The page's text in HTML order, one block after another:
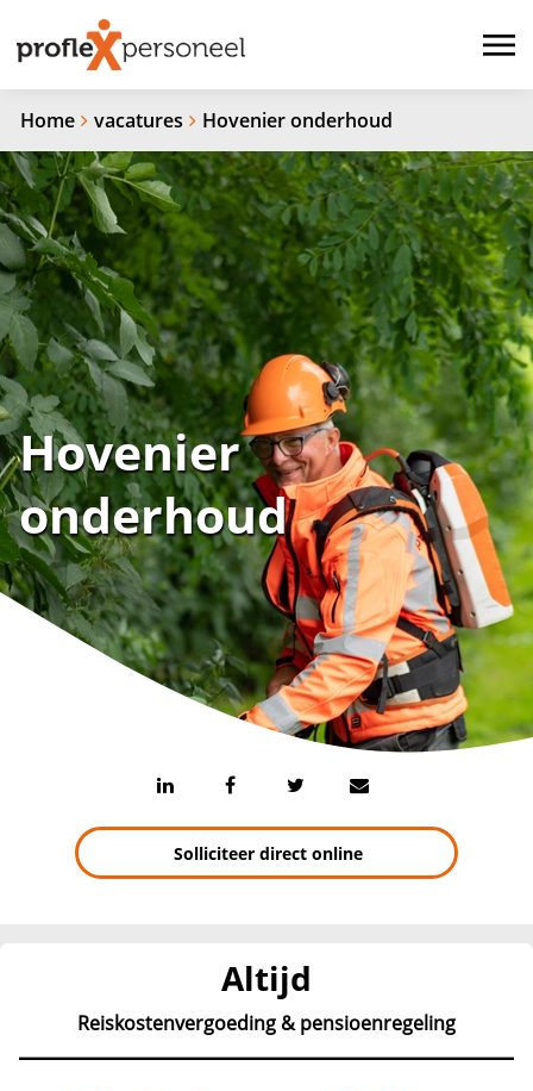
Home vacatures Hovenier onderhoud
Hovenier
onderhoud
Solliciteer direct online
Altijd
Reiskostenvergoeding & pensioenregeling